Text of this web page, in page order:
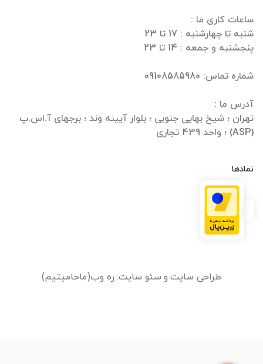
تهران ؛ شیخ بهایی جنوبی ؛ بلوار آیینه وند ؛ برجهای آ.اس.پ
(ASP) ؛ واحد 439 تجاری
نمادها
طراحی سایت و سئو سایت: ره وب(ماحامیتیم)